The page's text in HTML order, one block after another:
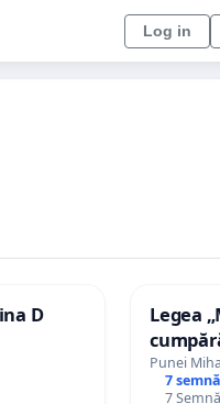
Log in
D
Legea
Punei
7
7